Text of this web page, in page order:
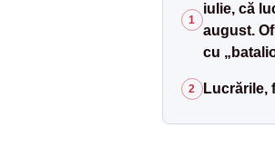
1
iulie, că
august.
cu
2 Lucrările,